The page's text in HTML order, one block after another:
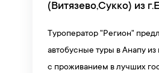
(Витязево,Сукко) из
Туроператор "Регион"
автобусные туры в Анапу из
с проживанием в лучших